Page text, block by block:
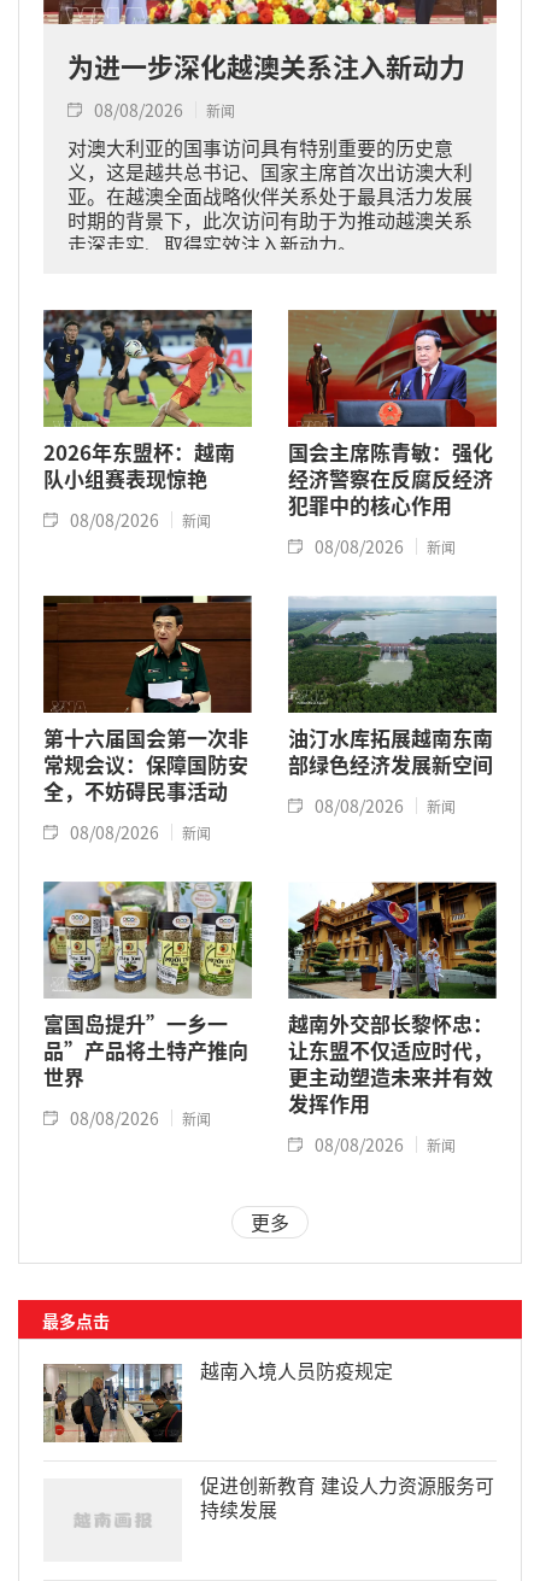
为进一步深化越澳关系注入新动力
08/08/2026 新闻
对澳大利亚的国事访问具有特别重要的历史意
义，这是越共总书记、国家主席首次出访澳大利
亚。在越澳全面战略伙伴关系处于最具活力发展
时期的背景下，此次访问有助于为推动越澳关系
走深走实、取得实效注入新动力。
2026年东盟杯：越南
队小组赛表现惊艳
08/08/2026 新闻
国会主席陈青敏：强化
经济警察在反腐反经济
犯罪中的核心作用
08/08/2026 新闻
第十六届国会第一次非
常规会议：保障国防安
全，不妨碍民事活动
08/08/2026 新闻
油汀水库拓展越南东南
部绿色经济发展新空间
08/08/2026 新闻
富国岛提升”一乡一
品”产品将土特产推向
世界
08/08/2026 新闻
越南外交部长黎怀忠：
让东盟不仅适应时代，
更主动塑造未来并有效
发挥作用
08/08/2026 新闻
更多
最多点击
越南入境人员防疫规定
促进创新教育 建设人力资源服务可
持续发展